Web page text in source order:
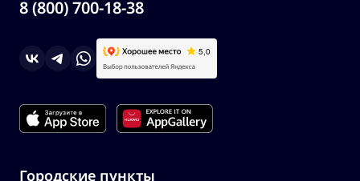
8 (800) 700-18-38
Городские пункты